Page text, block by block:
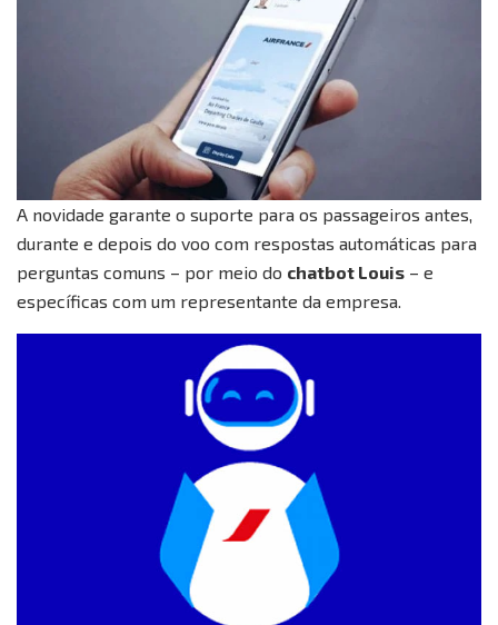
A novidade garante o suporte para os passageiros antes,
durante e depois do voo com respostas automáticas para
perguntas comuns – por meio do chatbot Louis – e
específicas com um representante da empresa.